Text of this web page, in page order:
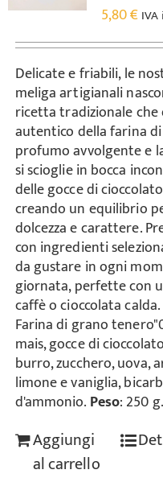
5,80€
Delicate e friabili, le
meliga artigianali
ricetta tradizionale che
autentico della farina
profumo avvolgente e
si scioglie in bocca
delle gocce di
creando un equilibrio
dolcezza e carattere.
con ingredienti
da gustare in ogni
giornata, perfette con
caffè o cioccolata calda.
Farina di grano
mais, gocce di
burro, zucchero, uova,
limone e vaniglia,
d'ammonio. Peso: 250 g.
Aggiungi
al carrello